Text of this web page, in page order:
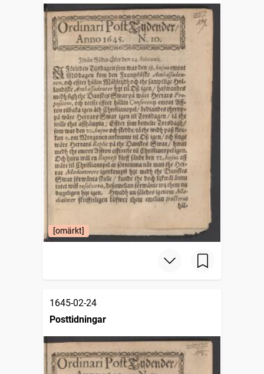
[omärkt]
1645-02-24
Posttidningar